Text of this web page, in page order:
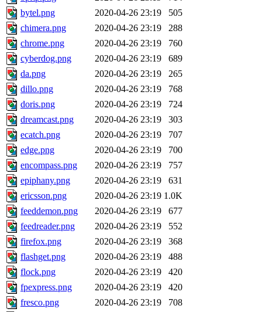
bytel.png
2020-04-26 23:19
505
chimera.png
2020-04-26 23:19
288
chrome.png
2020-04-26 23:19
760
cyberdog.png
2020-04-26 23:19
689
da.png
2020-04-26 23:19
265
dillo.png
2020-04-26 23:19
768
doris.png
2020-04-26 23:19
724
dreamcast.png
2020-04-26 23:19
303
ecatch.png
2020-04-26 23:19
707
edge.png
2020-04-26 23:19
700
encompass.png
2020-04-26 23:19
757
epiphany.png
2020-04-26 23:19
631
ericsson.png
2020-04-26 23:19 1.0K
feeddemon.png
2020-04-26 23:19
677
feedreader.png
2020-04-26 23:19
552
firefox.png
2020-04-26 23:19
368
flashget.png
2020-04-26 23:19
488
flock.png
2020-04-26 23:19
420
fpexpress.png
2020-04-26 23:19
420
fresco.png
2020-04-26 23:19
708